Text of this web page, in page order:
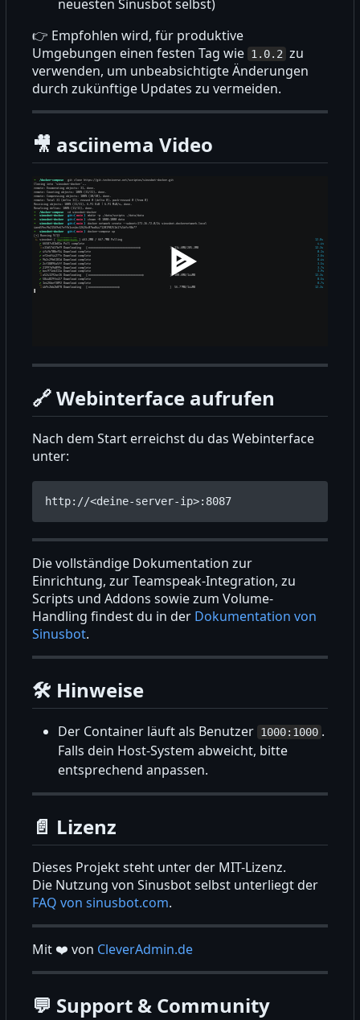
neuesten Sinusbot selbst)
👉 Empfohlen wird, für produktive
Umgebungen einen festen Tag wie 1.0.2 zu
verwenden, um unbeabsichtigte Änderungen
durch zukünftige Updates zu vermeiden.
🎥 asciinema Video
🔗Webinterface aufrufen
Nach dem Start erreichst du das Webinterface
unter:
Die vollständige Dokumentation zur
Einrichtung, zur Teamspeak-Integration, zu
Scripts und Addons sowie zum Volume-
Handling findest du in der Dokumentation von
Sinusbot.
🛠️ Hinweise
Der Container läuft als Benutzer 1000:1000 .
Falls dein Host-System abweicht, bitte
entsprechend anpassen.
📄 Lizenz
Dieses Projekt steht unter der MIT-Lizenz.
Die Nutzung von Sinusbot selbst unterliegt der
FAQ von sinusbot.com.
Mit ❤️ von CleverAdmin.de
💬 Support & Community